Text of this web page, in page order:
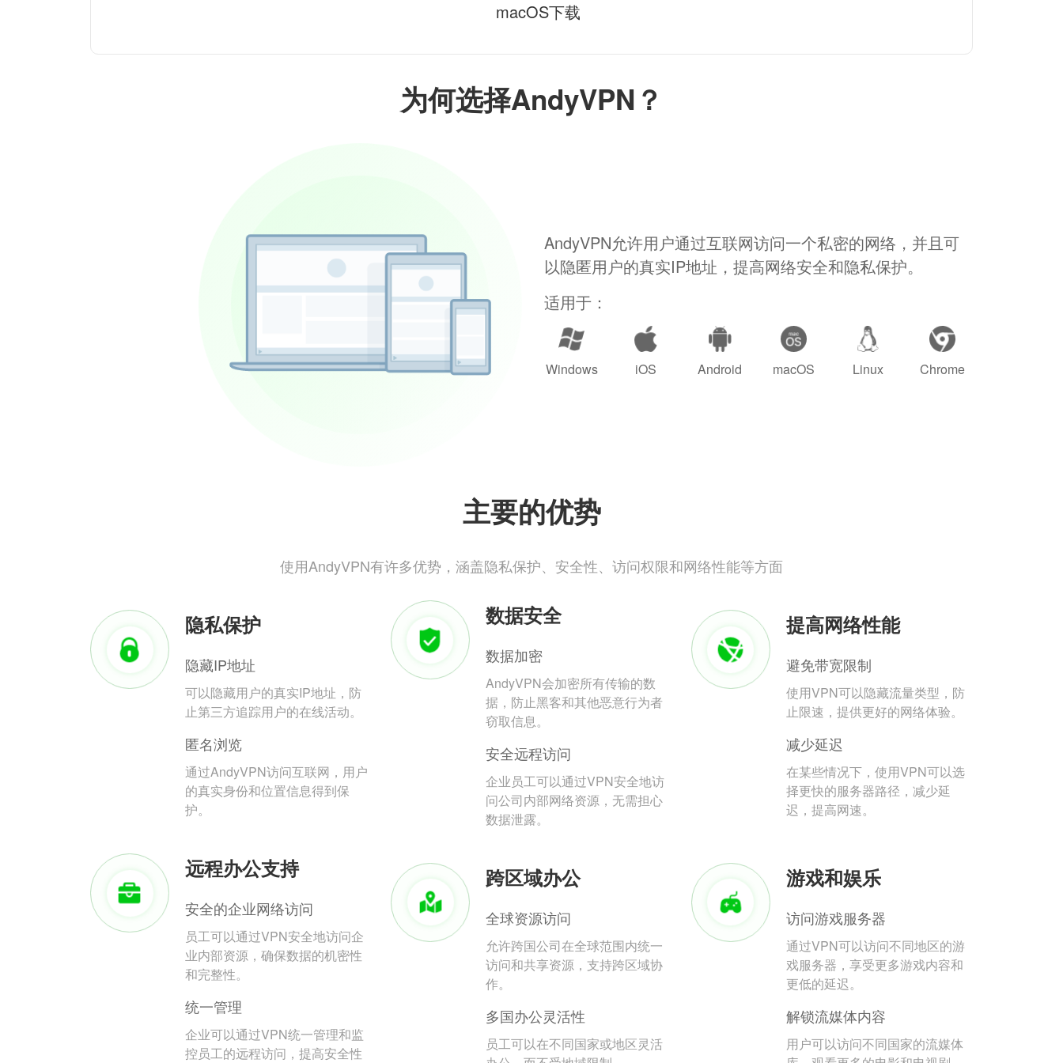
为何选择AndyVPN？
AndyVPN允许用户通过互联网访问一个私密的网络，并且可
以隐匿用户的真实IP地址，提高网络安全和隐私保护。
适用于：
Windows iOS Android macOS Linux Chrome
主要的优势
使用AndyVPN有许多优势，涵盖隐私保护、安全性、访问权限和网络性能等方面
隐私保护
隐藏IP地址
可以隐藏用户的真实IP地址，防
止第三方追踪用户的在线活动。
匿名浏览
通过AndyVPN访问互联网，用户
的真实身份和位置信息得到保
护。
数据安全
数据加密
AndyVPN会加密所有传输的数
据，防止黑客和其他恶意行为者
窃取信息。
安全远程访问
企业员工可以通过VPN安全地访
问公司内部网络资源，无需担心
数据泄露。
提高网络性能
避免带宽限制
使用VPN可以隐藏流量类型，防
止限速，提供更好的网络体验。
减少延迟
在某些情况下，使用VPN可以选
择更快的服务器路径，减少延
迟，提高网速。
远程办公支持
安全的企业网络访问
员工可以通过VPN安全地访问企
业内部资源，确保数据的机密性
和完整性。
统一管理
企业可以通过VPN统一管理和监
控员工的远程访问，提高安全性
跨区域办公
全球资源访问
允许跨国公司在全球范围内统一
访问和共享资源，支持跨区域协
作。
多国办公灵活性
员工可以在不同国家或地区灵活
游戏和娱乐
访问游戏服务器
通过VPN可以访问不同地区的游
戏服务器，享受更多游戏内容和
更低的延迟。
解锁流媒体内容
用户可以访问不同国家的流媒体
macOS下载